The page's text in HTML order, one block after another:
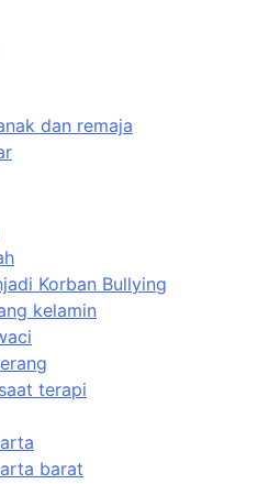
dan remaja
Korban Bullying
kelamin
terapi
barat